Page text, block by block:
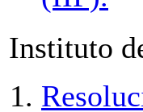
Instituto